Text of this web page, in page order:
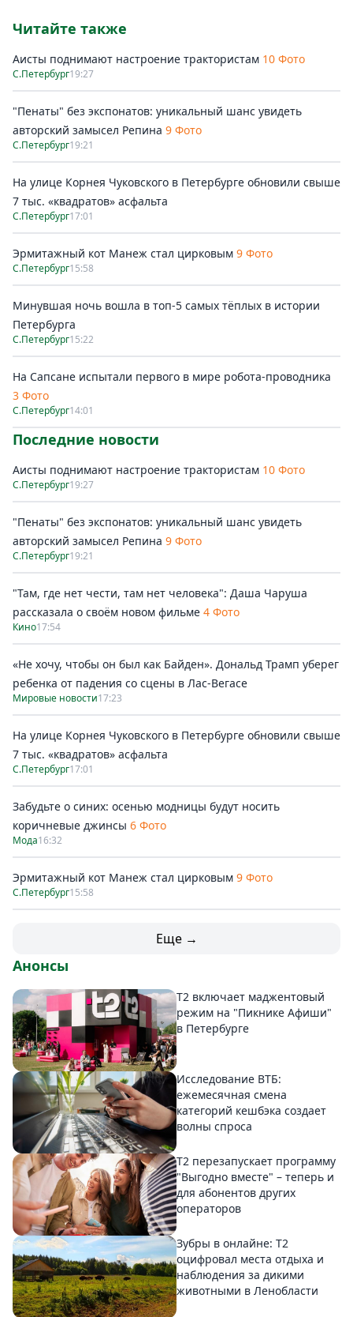
Читайте также
Аисты поднимают настроение трактористам 10 Фото
С.Петербург19:27
"Пенаты" без экспонатов: уникальный шанс увидеть
авторский замысел Репина 9 Фото
С.Петербург19:21
На улице Корнея Чуковского в Петербурге обновили свыше
7 тыс. «квадратов» асфальта
С.Петербург17:01
Эрмитажный кот Манеж стал цирковым 9 Фото
С.Петербург15:58
Минувшая ночь вошла в топ-5 самых тёплых в истории
Петербурга
С.Петербург15:22
На Сапсане испытали первого в мире робота-проводника
3 Фото
С.Петербург14:01
Последние новости
Аисты поднимают настроение трактористам 10 Фото
С.Петербург19:27
"Пенаты" без экспонатов: уникальный шанс увидеть
авторский замысел Репина 9 Фото
С.Петербург19:21
"Там, где нет чести, там нет человека": Даша Чаруша
рассказала о своём новом фильме 4 Фото
Кино17:54
«Не хочу, чтобы он был как Байден». Дональд Трамп уберег
ребенка от падения со сцены в Лас-Вегасе
Мировые новости17:23
На улице Корнея Чуковского в Петербурге обновили свыше
7 тыс. «квадратов» асфальта
С.Петербург17:01
Забудьте о синих: осенью модницы будут носить
коричневые джинсы 6 Фото
Мода16:32
Эрмитажный кот Манеж стал цирковым 9 Фото
С.Петербург15:58
Еще →
Анонсы
Т2 включает маджентовый
режим на "Пикнике Афиши"
в Петербурге
Исследование ВТБ:
ежемесячная смена
категорий кешбэка создает
волны спроса
Т2 перезапускает программу
"Выгодно вместе" – теперь и
для абонентов других
операторов
Зубры в онлайне: Т2
оцифровал места отдыха и
наблюдения за дикими
животными в Ленобласти